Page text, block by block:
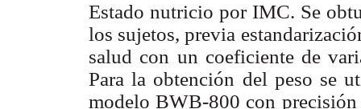
Estado nutricio por IMC. Se
los sujetos, previa
salud con un coeficiente de
Para la obtención del peso se
modelo BWB-800 con precisión